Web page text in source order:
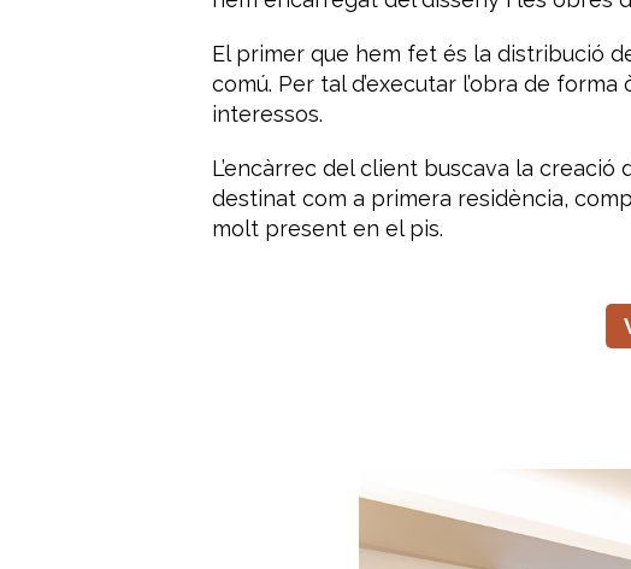
El primer que hem fet és la distribució
comú. Per tal d’executar l’obra de forma
interessos.
L’encàrrec del client buscava la creació
destinat com a primera residència,
molt present en el pis.